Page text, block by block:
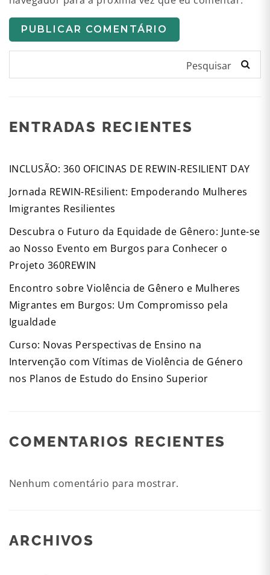
Pesquisar
ENTRADAS RECIENTES
INCLUSÃO: 360 OFICINAS DE REWIN-RESILIENT DAY
Jornada REWIN-REsilient: Empoderando Mulheres
Imigrantes Resilientes
Descubra o Futuro da Equidade de Gênero: Junte-se
ao Nosso Evento em Burgos para Conhecer o
Projeto 360REWIN
Encontro sobre Violência de Gênero e Mulheres
Migrantes em Burgos: Um Compromisso pela
Igualdade
Curso: Novas Perspectivas de Ensino na
Intervenção com Vítimas de Violência de Género
nos Planos de Estudo do Ensino Superior
COMENTARIOS RECIENTES
Nenhum comentário para mostrar.
ARCHIVOS